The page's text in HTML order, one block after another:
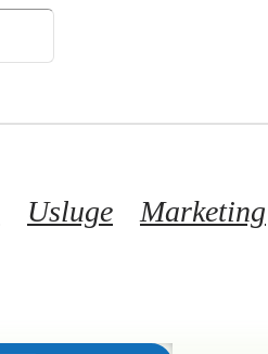
Usluge Marketing